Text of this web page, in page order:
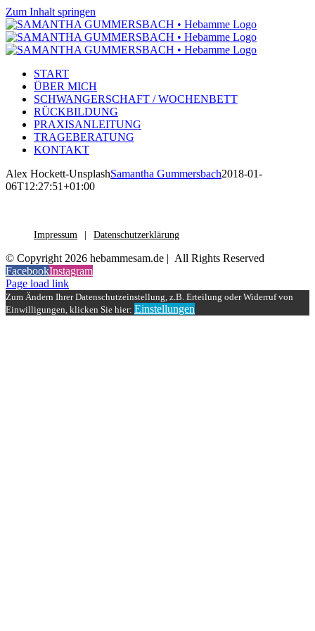
Zum Inhalt springen
START
ÜBER MICH
SCHWANGERSCHAFT / WOCHENBETT
RÜCKBILDUNG
PRAXISANLEITUNG
TRAGEBERATUNG
KONTAKT
Alex Hockett-UnsplashSamantha Gummersbach2018-01-
06T12:27:51+01:00
Impressum Datenschutzerklärung
© Copyright 2026 hebammesam.de | All Rights Reserved
FacebookInstagram
Page load link
Zum Ändern Ihrer Datenschutzeinstellung, z.B. Erteilung oder Widerruf von
Einwilligungen, klicken Sie hier: Einstellungen